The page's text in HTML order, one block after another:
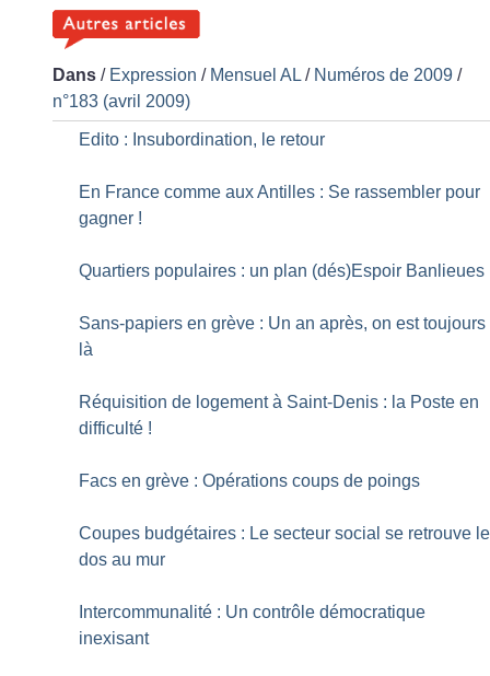
Dans / Expression / Mensuel AL / Numéros de 2009 /
n°183 (avril 2009)
Edito : Insubordination, le retour
En France comme aux Antilles : Se rassembler pour
gagner !
Quartiers populaires : un plan (dés)Espoir Banlieues
Sans-papiers en grève : Un an après, on est toujours
là
Réquisition de logement à Saint-Denis : la Poste en
difficulté !
Facs en grève : Opérations coups de poings
Coupes budgétaires : Le secteur social se retrouve le
dos au mur
Intercommunalité : Un contrôle démocratique
inexisant